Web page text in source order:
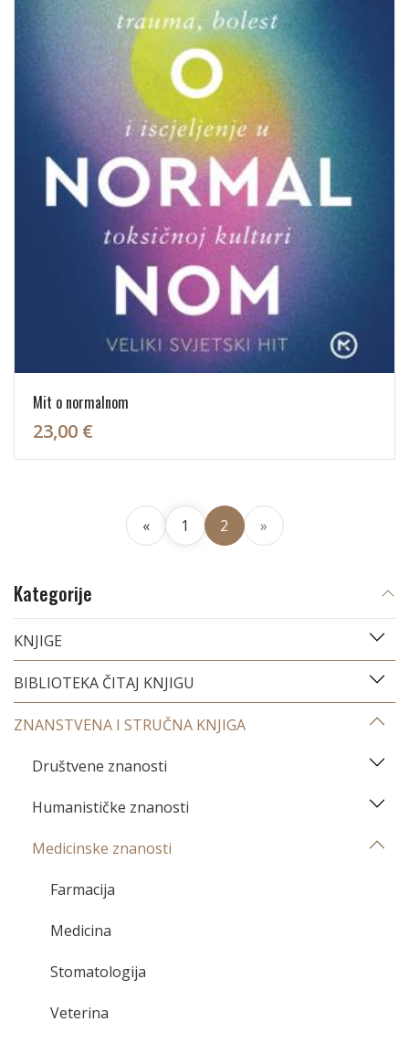
Mit o normalnom
23,00 €
« 1 2 »
Kategorije
KNJIGE
BIBLIOTEKA ČITAJ KNJIGU
ZNANSTVENA I STRUČNA KNJIGA
Društvene znanosti
Humanističke znanosti
Medicinske znanosti
Farmacija
Medicina
Stomatologija
Veterina